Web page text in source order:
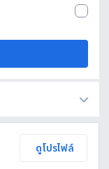
ดูโปรไฟล์